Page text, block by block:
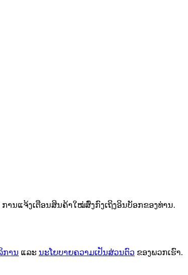
ານແຈ້ງເຕືອນສິນຄ້າໃໝ່ສົ່ງກົງເຖິງອິນບັອກຂອງທ່ານ.
ການ ແລະ ນະໂຍບາຍຄວາມເປັນສ່ວນຕົວ ຂອງພວກເຮົາ.